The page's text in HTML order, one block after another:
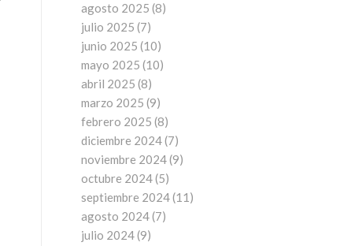
agosto 2025 (8)
julio 2025 (7)
junio 2025 (10)
mayo 2025 (10)
abril 2025 (8)
marzo 2025 (9)
febrero 2025 (8)
diciembre 2024(7)
noviembre 2024(9)
octubre 2024(5)
septiembre 2024(11)
agosto 2024(7)
julio 2024(9)